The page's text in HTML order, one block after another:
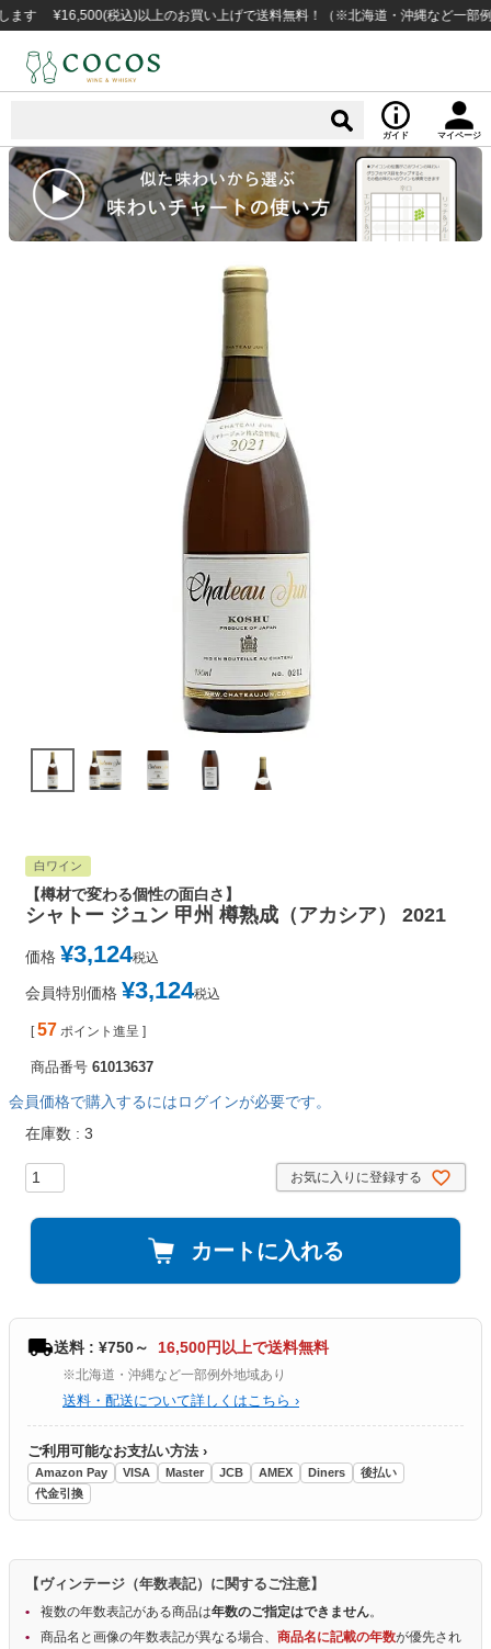
税込)以上のお買い上げで送料無料！（※北海道・沖縄など一部例外地
ガイド マイページ
白ワイン
【樽材で変わる個性の面白さ】
シャトー ジュン 甲州 樽熟成（アカシア） 2021
価格 ¥3,124税込
会員特別価格 ¥3,124税込
[ 57 ポイント進呈 ]
商品番号 61013637
会員価格で購入するにはログインが必要です。
在庫数
3
お気に入りに登録する
カートに入れる
送料 : ¥750～ 16,500円以上で送料無料
※北海道・沖縄など一部例外地域あり
送料・配送について詳しくはこちら ›
ご利用可能なお支払い方法 ›
Amazon Pay VISA Master JCB AMEX Diners
後払い
代金引換
【ヴィンテージ（年数表記）に関するご注意】
複数の年数表記がある商品は年数のご指定はできません。
商品名と画像の年数表記が異なる場合、 商品名に記載の年数が優先され